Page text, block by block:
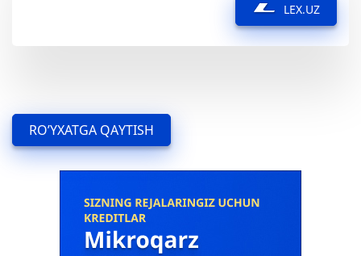
LEX.UZ
RO’YXATGA QAYTISH